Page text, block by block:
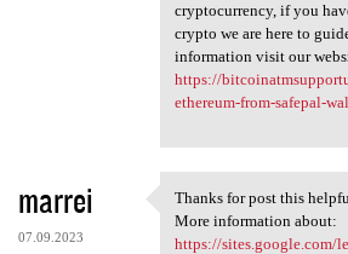
cryptocurrency, if you
crypto we are here to
information visit our
https://
ethereum-from-safepal-
marrei
07.09.2023
Thanks for post this
Thanks for post this
More information about:
https://sites.google.com/